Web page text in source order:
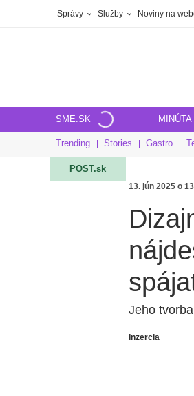
Správy Služby Noviny na
SME.SK MINÚTA
Trending Stories Gastro
POST.sk
13. jún 2025 o
Jeho
Inzercia